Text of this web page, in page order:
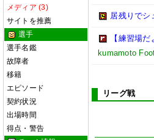
メディア (3)
サイトを推薦
選手
選手名鑑
故障者
移籍
エピソード
契約状況
出場時間
得点・警告
居残りでシ
【練習場
kumamoto
リーグ戦